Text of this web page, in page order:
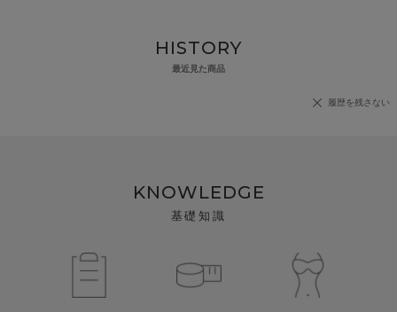
HISTORY
最近見た商品
履歴を残さない
KNOWLEDGE
基礎知識